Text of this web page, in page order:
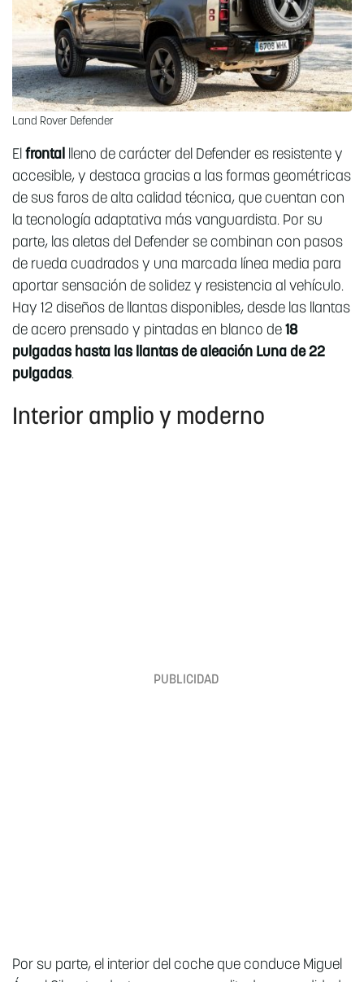
Land Rover Defender
El frontal lleno de carácter del Defender es resistente y
accesible, y destaca gracias a las formas geométricas
de sus faros de alta calidad técnica, que cuentan con
la tecnología adaptativa más vanguardista. Por su
parte, las aletas del Defender se combinan con pasos
de rueda cuadrados y una marcada línea media para
aportar sensación de solidez y resistencia al vehículo.
Hay 12 diseños de llantas disponibles, desde las llantas
de acero prensado y pintadas en blanco de 18
pulgadas hasta las llantas de aleación Luna de 22
pulgadas.
Interior amplio y moderno
Por su parte, el interior del coche que conduce Miguel